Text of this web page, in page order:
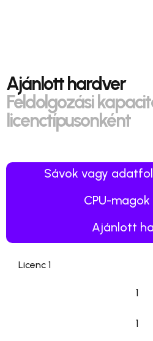
Ajánlott hardver
Feldolgozási
licenctípusonként
Sávok vagy
CPU-
Ajánlott
Licenc 1
1
1